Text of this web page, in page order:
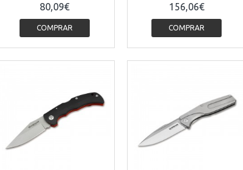
80,09€
COMPRAR
156,06€
COMPRAR